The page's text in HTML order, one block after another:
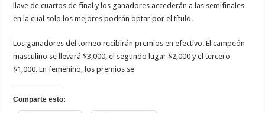
llave de cuartos de final y los ganadores accederán a las semifinales
en la cual solo los mejores podrán optar por el título.
Los ganadores del torneo recibirán premios en efectivo. El campeón
masculino se llevará $3,000, el segundo lugar $2,000 y el tercero
$1,000. En femenino, los premios se
Comparte esto: